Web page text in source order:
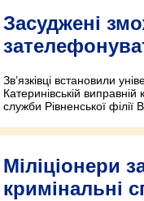
Засуджені
Зв’язківці встановили
Катеринівській
служби Рівненської філії
Міліціонери
кримінальні